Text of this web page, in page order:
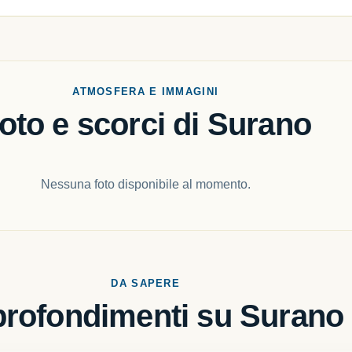
ATMOSFERA E IMMAGINI
e scorci di Surano
Nessuna foto disponibile al momento.
DA SAPERE
su Surano